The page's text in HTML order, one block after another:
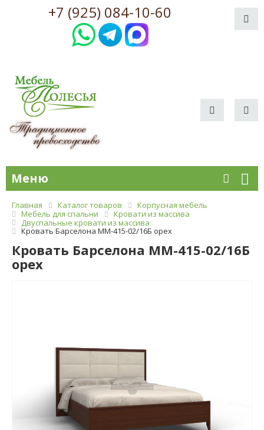
+7 (925) 084-10-60
Меню
Главная Каталог товаров
Корпусная мебель
Мебель для спальни
Кровати из массива
Двуспальные кровати из массива
Кровать Барселона ММ-415-02/16Б орех
Кровать Барселона ММ-415-02/16Б
орех